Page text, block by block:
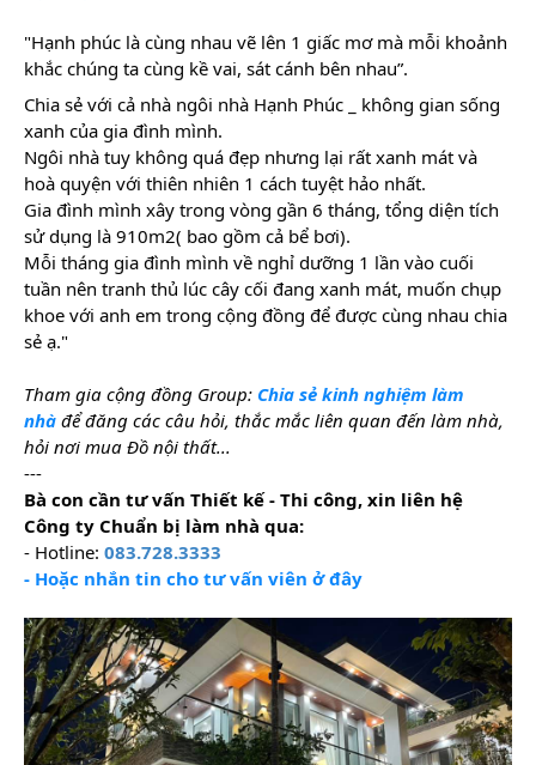
"Hạnh phúc là cùng nhau vẽ lên 1 giấc mơ mà mỗi khoảnh
khắc chúng ta cùng kề vai, sát cánh bên nhau”.
Chia sẻ với cả nhà ngôi nhà Hạnh Phúc _ không gian sống
xanh của gia đình mình.
Ngôi nhà tuy không quá đẹp nhưng lại rất xanh mát và
hoà quyện với thiên nhiên 1 cách tuyệt hảo nhất.
Gia đình mình xây trong vòng gần 6 tháng, tổng diện tích
sử dụng là 910m2( bao gồm cả bể bơi).
Mỗi tháng gia đình mình về nghỉ dưỡng 1 lần vào cuối
tuần nên tranh thủ lúc cây cối đang xanh mát, muốn chụp
khoe với anh em trong cộng đồng để được cùng nhau chia
sẻ ạ."
Tham gia cộng đồng Group: Chia sẻ kinh nghiệm làm
nhà để đăng các câu hỏi, thắc mắc liên quan đến làm nhà,
hỏi nơi mua Đồ nội thất...
---
Bà con cần tư vấn Thiết kế - Thi công, xin liên hệ
Công ty Chuẩn bị làm nhà qua:
- Hotline: 083.728.3333
- Hoặc nhắn tin cho tư vấn viên ở đây